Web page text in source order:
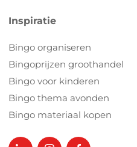
Inspiratie
Bingo organiseren
Bingoprijzen groothandel
Bingo voor kinderen
Bingo thema avonden
Bingo materiaal kopen